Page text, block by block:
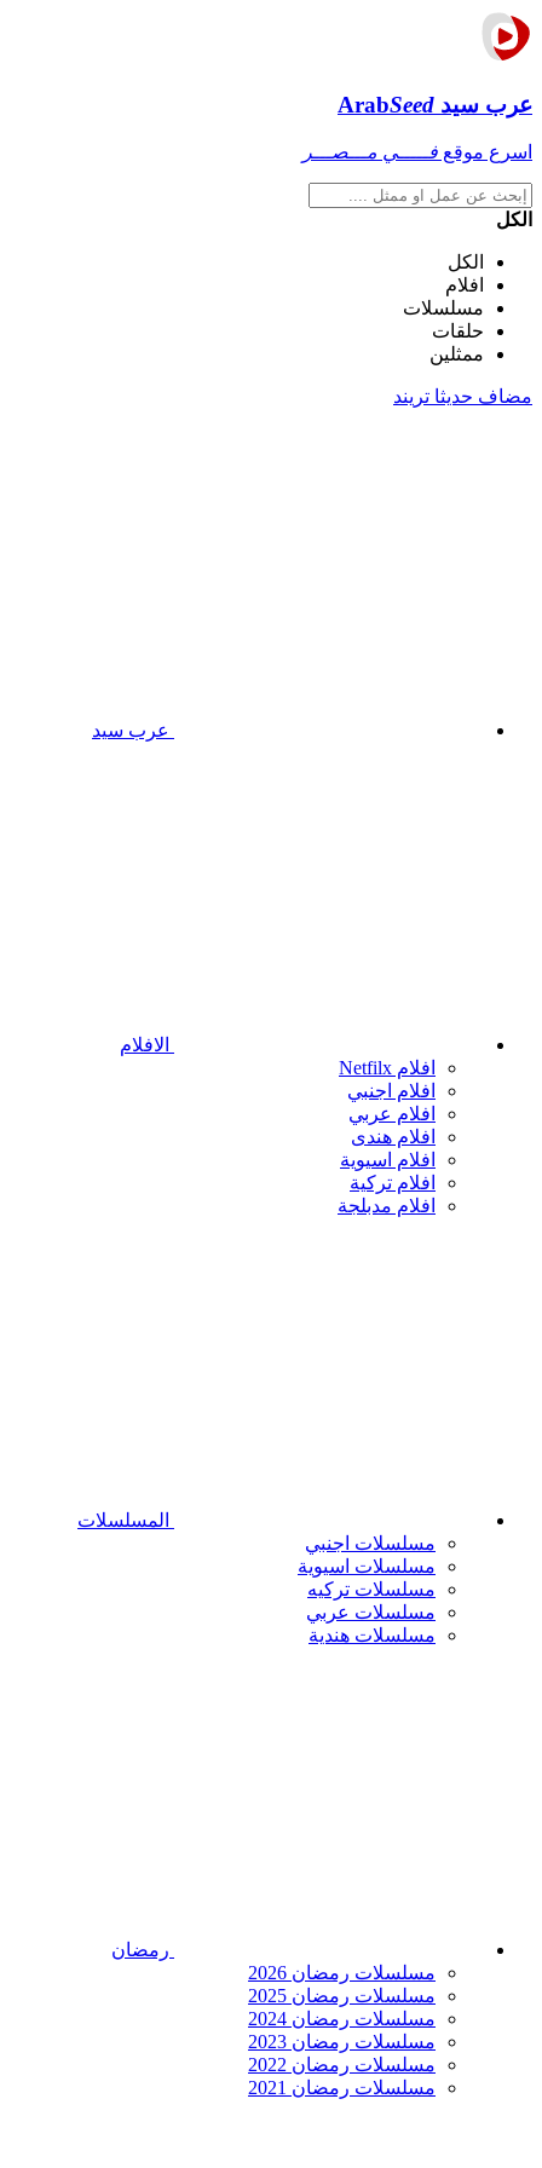
عرب سيد ArabSeed
اسرع موقع فـــــي مـــصـــر
الكل
الكل
افلام
مسلسلات
حلقات
ممثلين
مضاف حديثا تريند
عرب سيد
الافلام
افلام Netfilx
افلام اجنبي
افلام عربي
افلام هندى
افلام اسيوية
افلام تركية
افلام مدبلجة
المسلسلات
مسلسلات اجنبي
مسلسلات اسيوية
مسلسلات تركيه
مسلسلات عربي
مسلسلات هندية
رمضان
مسلسلات رمضان 2026
مسلسلات رمضان 2025
مسلسلات رمضان 2024
مسلسلات رمضان 2023
مسلسلات رمضان 2022
مسلسلات رمضان 2021